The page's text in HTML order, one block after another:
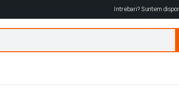
Intrebari? Suntem